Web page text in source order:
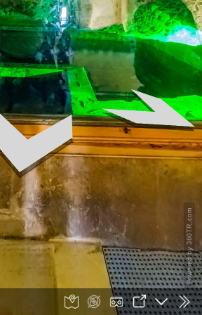
Powered by 360TR.com